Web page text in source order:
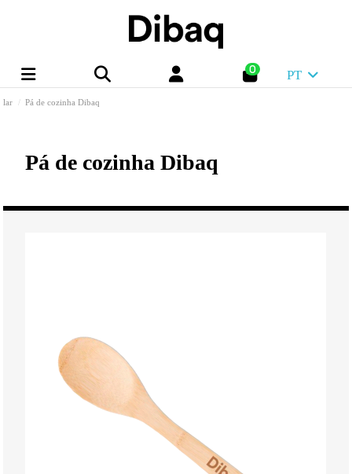
0 PT
lar Pá de cozinha Dibaq
Pá de cozinha Dibaq